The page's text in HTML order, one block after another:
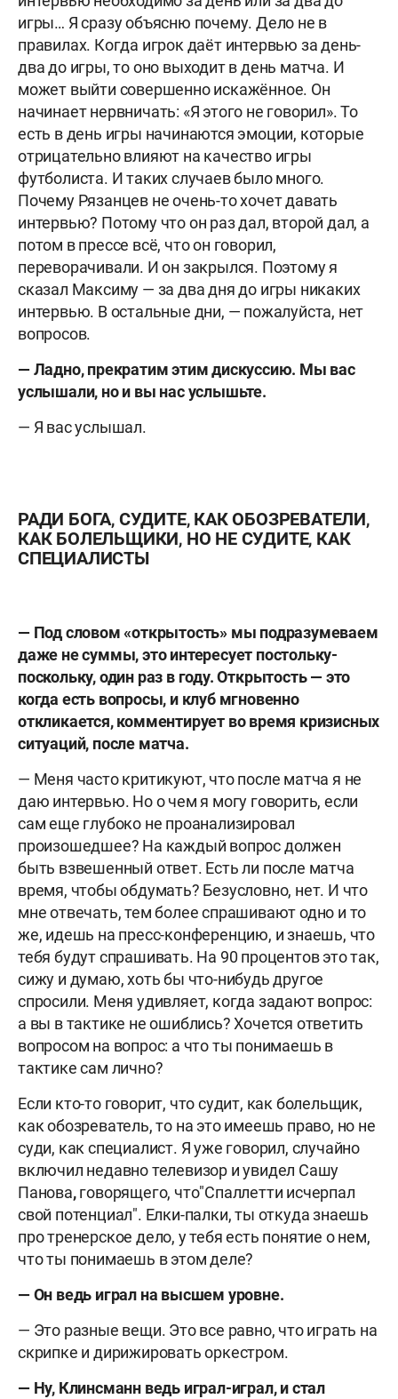
игры… Я сразу объясню почему. Дело не в
правилах. Когда игрок даёт интервью за день-
два до игры, то оно выходит в день матча. И
может выйти совершенно искажённое. Он
начинает нервничать: «Я этого не говорил». То
есть в день игры начинаются эмоции, которые
отрицательно влияют на качество игры
футболиста. И таких случаев было много.
Почему Рязанцев не очень-то хочет давать
интервью? Потому что он раз дал, второй дал, а
потом в прессе всё, что он говорил,
переворачивали. И он закрылся. Поэтому я
сказал Максиму — за два дня до игры никаких
интервью. В остальные дни, — пожалуйста, нет
вопросов.
— Ладно, прекратим этим дискуссию. Мы вас
услышали, но и вы нас услышьте.
— Я вас услышал.
РАДИ БОГА, СУДИТЕ, КАК ОБОЗРЕВАТЕЛИ,
КАК БОЛЕЛЬЩИКИ, НО НЕ СУДИТЕ, КАК
СПЕЦИАЛИСТЫ
— Под словом «открытость» мы подразумеваем
даже не суммы, это интересует постольку-
поскольку, один раз в году. Открытость — это
когда есть вопросы, и клуб мгновенно
откликается, комментирует во время кризисных
ситуаций, после матча.
— Меня часто критикуют, что после матча я не
даю интервью. Но о чем я могу говорить, если
сам еще глубоко не проанализировал
произошедшее? На каждый вопрос должен
быть взвешенный ответ. Есть ли после матча
время, чтобы обдумать? Безусловно, нет. И что
мне отвечать, тем более спрашивают одно и то
же, идешь на пресс-конференцию, и знаешь, что
тебя будут спрашивать. На 90 процентов это так,
сижу и думаю, хоть бы что-нибудь другое
спросили. Меня удивляет, когда задают вопрос:
а вы в тактике не ошиблись? Хочется ответить
вопросом на вопрос: а что ты понимаешь в
тактике сам лично?
Если кто-то говорит, что судит, как болельщик,
как обозреватель, то на это имеешь право, но не
суди, как специалист. Я уже говорил, случайно
включил недавно телевизор и увидел Сашу
Панова,говорящего, что"Спаллетти исчерпал
свой потенциал". Елки-палки, ты откуда знаешь
про тренерское дело, у тебя есть понятие о нем,
что ты понимаешь в этом деле?
— Он ведь играл на высшем уровне.
— Это разные вещи. Это все равно, что играть на
скрипке и дирижировать оркестром.
— Ну, Клинсманн ведь играл-играл, и стал